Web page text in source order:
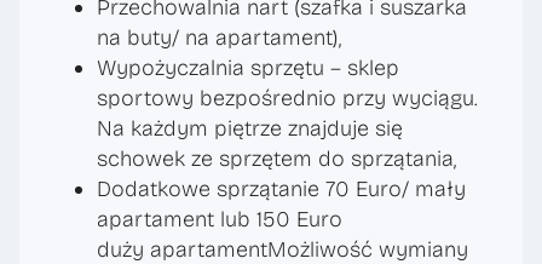
Przechowalnia nart (szafka i suszarka
na buty/ na apartament),
Wypożyczalnia sprzętu – sklep
sportowy bezpośrednio przy wyciągu.
Na każdym piętrze znajduje się
schowek ze sprzętem do sprzątania,
Dodatkowe sprzątanie 70 Euro/ mały
apartament lub 150 Euro
duży apartamentMożliwość wymiany